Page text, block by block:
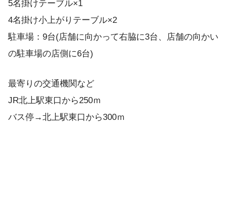
5名掛けテーブル×1
4名掛け小上がりテーブル×2
駐車場：9台(店舗に向かって右脇に3台、店舗の向かい
の駐車場の店側に6台)
最寄りの交通機関など
JR北上駅東口から250ｍ
バス停→北上駅東口から300ｍ